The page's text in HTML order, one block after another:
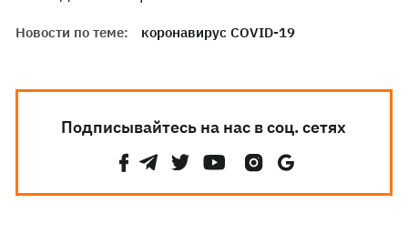
Новости по теме: коронавирус COVID-19
Подписывайтесь на нас в соц. сетях